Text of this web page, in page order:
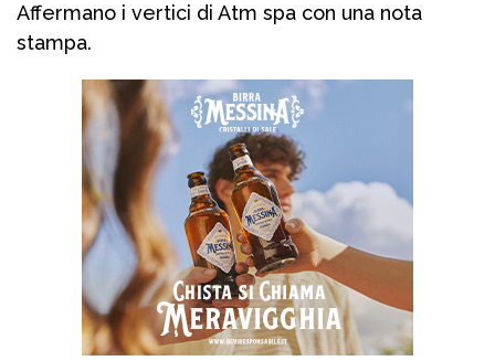
Affermano i vertici di Atm spa con una nota
stampa.